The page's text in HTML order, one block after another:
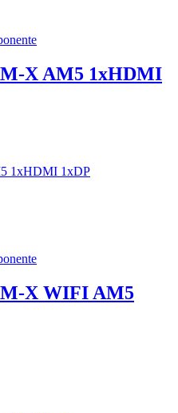
X AM5 1xHDMI
1xHDMI 1xDP
X WIFI AM5